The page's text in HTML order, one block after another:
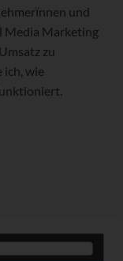
und
Media Marketing
zu
ich, wie